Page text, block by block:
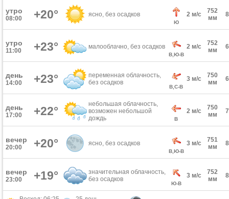
утро
08:00 +20° ясно, без осадков
Ю
2 м/с
752
мм
утро
11:00 +23° малооблачно, без осадков
В,Ю-В
2 м/с
752
мм
день
14:00 +23°
переменная облачность,
без осадков
В,С-В
3 м/с
750
мм
день
17:00 +22°
небольшая облачность,
возможен небольшой
дождь
В
2 м/с
750
мм
вечер
20:00 +20° ясно, без осадков
В,Ю-В
3 м/с
751
мм
вечер
23:00 +19°
значительная облачность,
без осадков
Ю-В
3 м/с
752
мм